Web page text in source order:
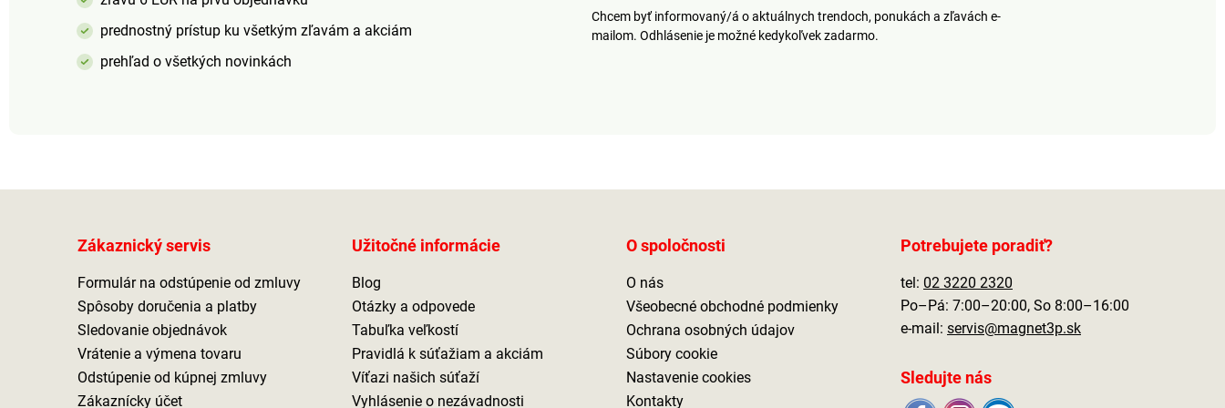
prednostný prístup ku všetkým zľavám a akciám
prehľad o všetkých novinkách
Chcem byť informovaný/á o aktuálnych trendoch, ponukách a zľavách e-
mailom. Odhlásenie je možné kedykoľvek zadarmo.
Zákaznický servis
Formulár na odstúpenie od zmluvy
Spôsoby doručenia a platby
Sledovanie objednávok
Vrátenie a výmena tovaru
Odstúpenie od kúpnej zmluvy
Zákaznícky účet
Užitočné informácie
Blog
Otázky a odpovede
Tabuľka veľkostí
Pravidlá k súťažiam a akciám
Víťazi našich súťaží
Vyhlásenie o nezávadnosti
O spoločnosti
O nás
Všeobecné obchodné podmienky
Ochrana osobných údajov
Súbory cookie
Nastavenie cookies
Kontakty
Potrebujete poradiť?
tel: 02 3220 2320
Po–Pá: 7:00–20:00, So 8:00–16:00
e-mail: servis@magnet3p.sk
Sledujte nás